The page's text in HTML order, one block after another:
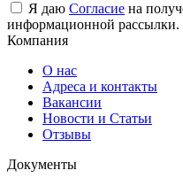
Я даю Согласие на
информационной рассылки.
Компания
О нас
Адреса и контакты
Вакансии
Новости и Статьи
Отзывы
Документы